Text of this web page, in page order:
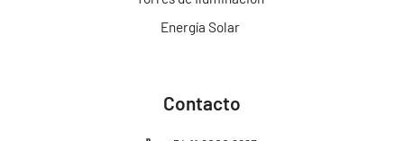
Energía Solar
Contacto